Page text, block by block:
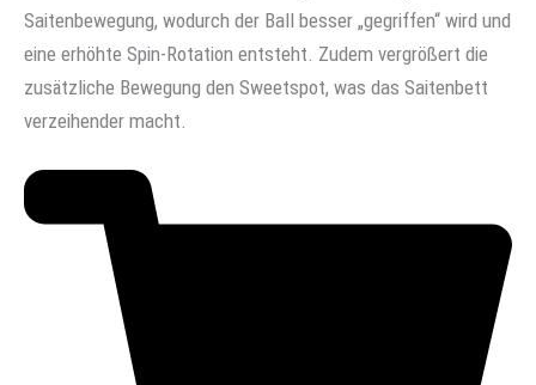
Saitenbewegung, wodurch der Ball besser „gegriffen“ wird und
eine erhöhte Spin-Rotation entsteht. Zudem vergrößert die
zusätzliche Bewegung den Sweetspot, was das Saitenbett
verzeihender macht.